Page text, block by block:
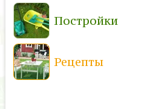
Постройки
Рецепты